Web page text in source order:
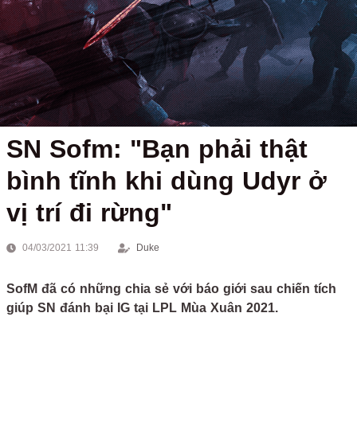
SN Sofm: "Bạn phải thật
bình tĩnh khi dùng Udyr ở
vị trí đi rừng"
04/03/2021 11:39 Duke
SofM đã có những chia sẻ với báo giới sau chiến tích
giúp SN đánh bại IG tại LPL Mùa Xuân 2021.